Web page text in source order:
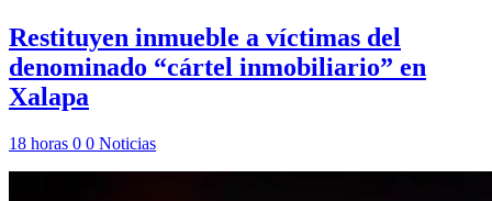
Restituyen inmueble a víctimas del
denominado “cártel inmobiliario” en
Xalapa
18 horas 0 0 Noticias